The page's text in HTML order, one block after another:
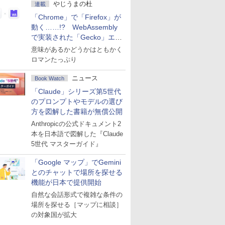
連載 やじうまの杜
「Chrome」で「Firefox」が
動く……!? WebAssembly
で実装された「Gecko」エン
ジン
意味があるかどうかはともかく
ロマンたっぷり
Book Watch ニュース
「Claude」シリーズ第5世代
のプロンプトやモデルの選び
方を図解した書籍が無償公開
Anthropicの公式ドキュメント2
本を日本語で図解した『Claude
5世代 マスターガイド』
「Google マップ」でGemini
とのチャットで場所を探せる
機能が日本で提供開始
自然な会話形式で複雑な条件の
場所を探せる［マップに相談］
の対象国が拡大